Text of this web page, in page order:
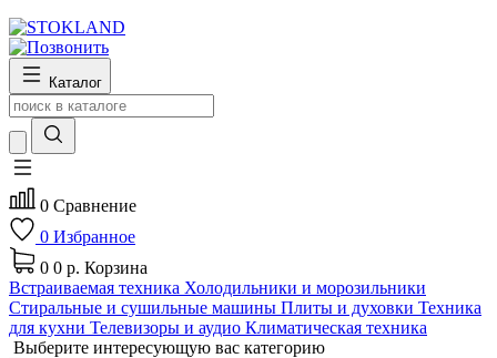
Каталог
0 Сравнение
0 Избранное
0 0 р. Корзина
Встраиваемая техника Холодильники и морозильники
Стиральные и сушильные машины Плиты и духовки Техника
для кухни Телевизоры и аудио Климатическая техника
Выберите интересующую вас категорию